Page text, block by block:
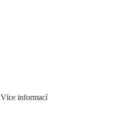
Více informací